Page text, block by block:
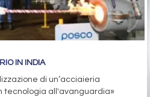
IN INDIA
di un’acciaieria
tecnologia all'avanguardia»